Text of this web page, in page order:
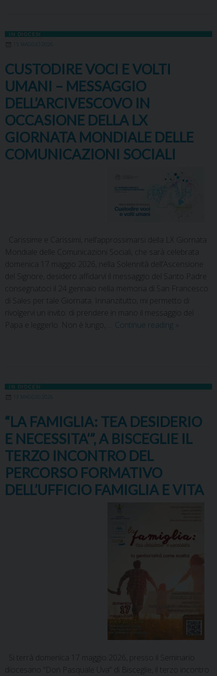
IN DIOCESI
15 MAGGIO 2026
CUSTODIRE VOCI E VOLTI
UMANI – MESSAGGIO
DELL’ARCIVESCOVO IN
OCCASIONE DELLA LX
GIORNATA MONDIALE DELLE
COMUNICAZIONI SOCIALI
Carissime e Carissimi, nell’approssimarsi della LX Giornata
Mondiale delle Comunicazioni Sociali, che sarà celebrata
domenica 17 maggio 2026, nella Solennità dell’Ascensione
del Signore, desidero affidarvi il messaggio del Santo Padre
consegnatoci il 24 gennaio nella memoria di San Francesco
di Sales per tale Giornata. Innanzitutto, mi permetto di
rivolgervi un invito: di prendere in mano il messaggio del
Papa e leggerlo. Non è lungo, … Continue reading »
IN DIOCESI
13 MAGGIO 2026
“LA FAMIGLIA: TEA DESIDERIO
E NECESSITA’”, A BISCEGLIE IL
TERZO INCONTRO DEL
PERCORSO FORMATIVO
DELL’UFFICIO FAMIGLIA E VITA
Si terrà domenica 17 maggio 2026, presso il Seminario
diocesano “Don Pasquale Uva” di Bisceglie, il terzo incontro